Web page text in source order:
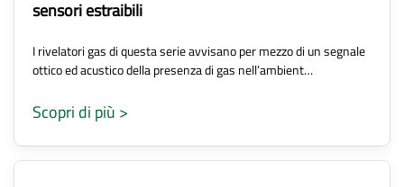
sensori estraibili
I rivelatori gas di questa serie avvisano per mezzo di un segnale
ottico ed acustico della presenza di gas nell’ambient…
Scopri di più >